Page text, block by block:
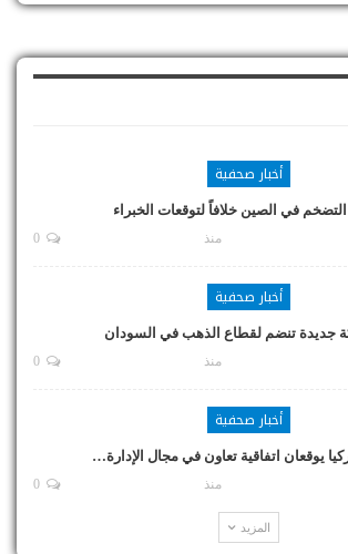
أخبار صحفية
في الصين خلافاً لتوقعات الخبراء
منذ
أخبار صحفية
منذ
أخبار صحفية
يوقعان اتفاقية تعاون في مجال الإدارة…
منذ
المزيد